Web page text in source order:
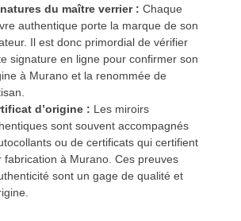
du maître verrier : Chaque
authentique porte la marque de son
Il est donc primordial de vérifier
signature en ligne pour confirmer son
à Murano et la renommée de
d’origine : Les miroirs
sont souvent accompagnés
ou de certificats qui certifient
fabrication à Murano. Ces preuves
sont un gage de qualité et